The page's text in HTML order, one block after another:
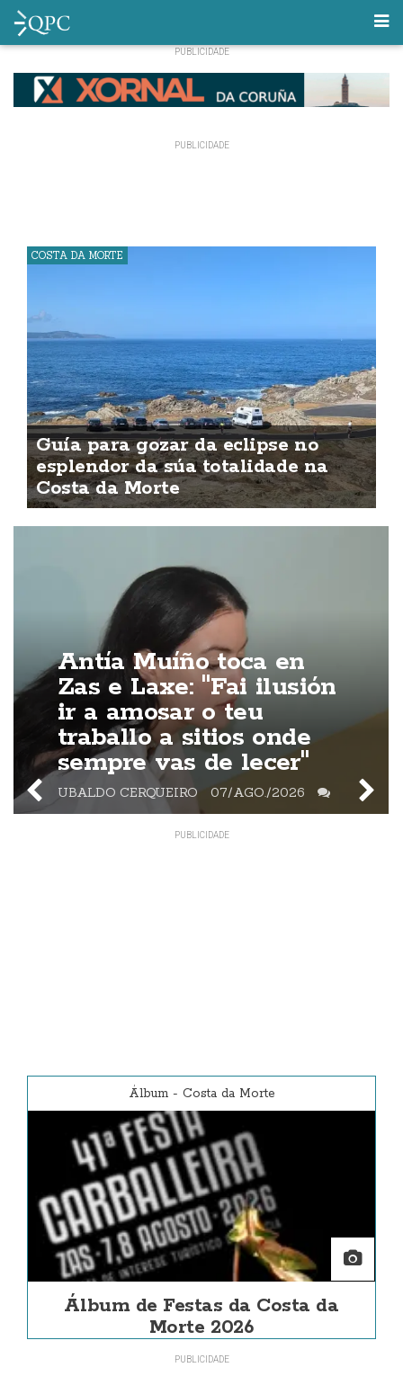
COSTA DA MORTE
Guía para gozar da eclipse no
esplendor da súa totalidade na
Costa da Morte
Antía Muíño toca en
Zas e Laxe: "Fai ilusión
ir a amosar o teu
traballo a sitios onde
sempre vas de lecer"
UBALDO CERQUEIRO 07/AGO./2026
Álbum - Costa da Morte
Álbum de Festas da Costa da
Morte 2026